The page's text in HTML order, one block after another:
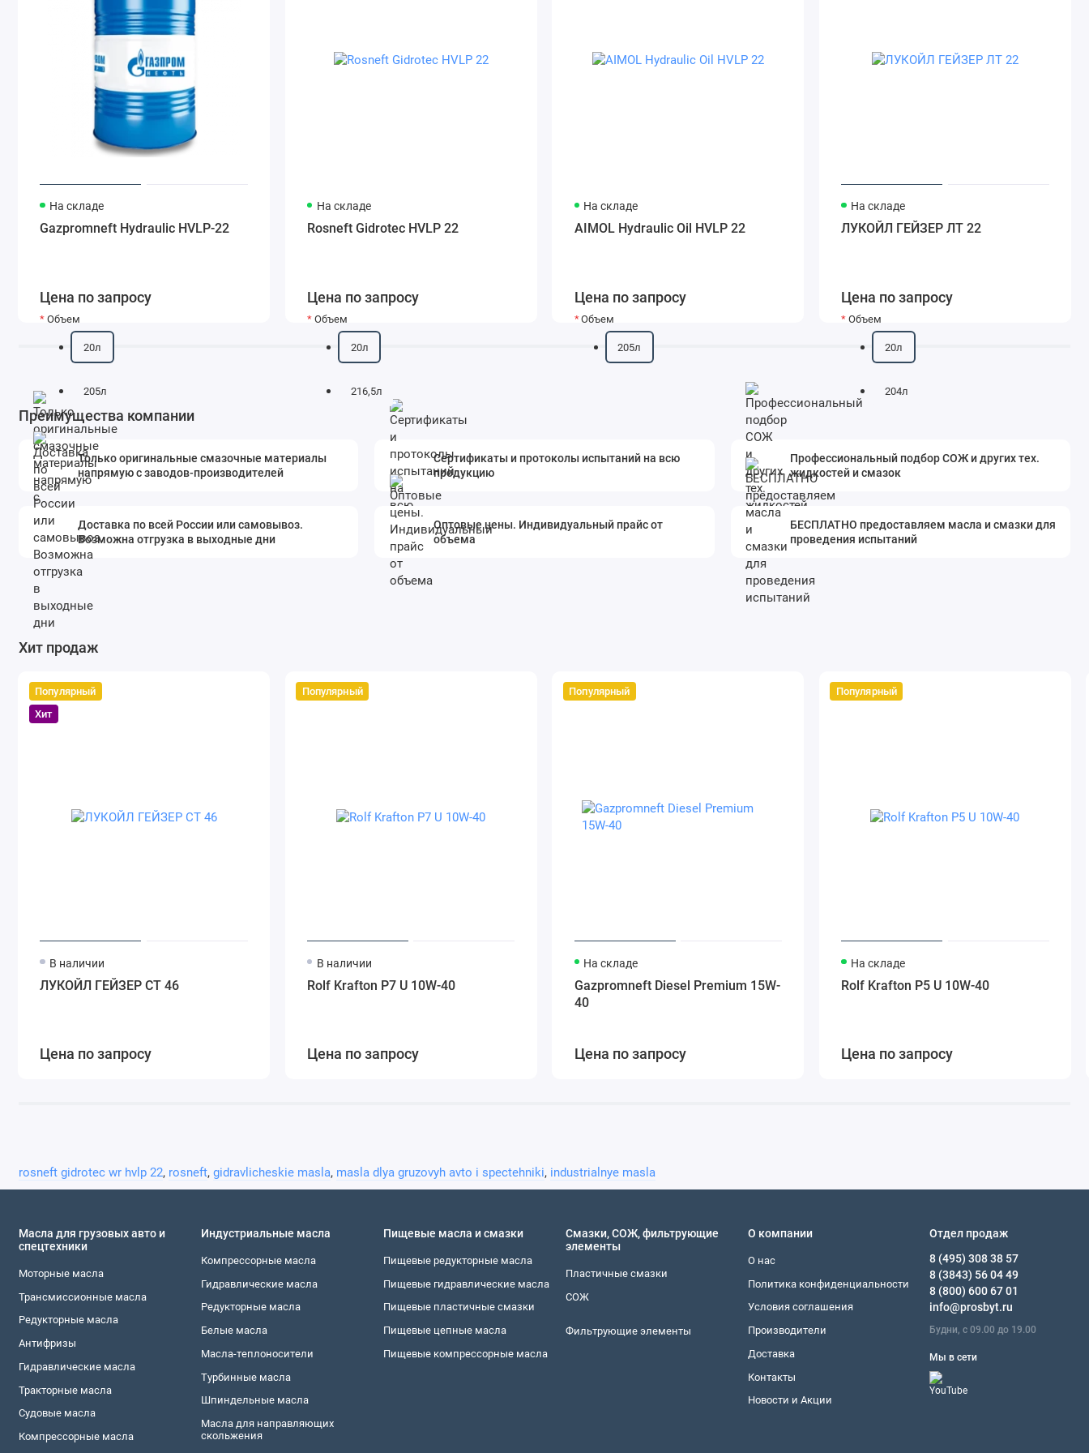
На складе
Gazpromneft Hydraulic HVLP-22
Цена по запросу
Объем
20л
205л
На складе
Rosneft Gidrotec HVLP 22
Цена по запросу
Объем
20л
216,5л
На складе
AIMOL Hydraulic Oil HVLP 22
Цена по запросу
Объем
205л
На складе
ЛУКОЙЛ ГЕЙЗЕР ЛТ 22
Цена по запросу
Объем
20л
204л
Преимущества компании
Только оригинальные смазочные материалы
напрямую с заводов-производителей
Сертификаты и протоколы испытаний на всю
продукцию
Профессиональный подбор СОЖ и других тех.
жидкостей и смазок
Доставка по всей России или самовывоз.
Возможна отгрузка в выходные дни
Оптовые цены. Индивидуальный прайс от
объема
БЕСПЛАТНО предоставляем масла и смазки для
проведения испытаний
Хит продаж
Популярный
Хит
В наличии
ЛУКОЙЛ ГЕЙЗЕР СТ 46
Цена по запросу
Популярный
В наличии
Rolf Krafton P7 U 10W-40
Цена по запросу
Популярный
На складе
Gazpromneft Diesel Premium 15W-
40
Цена по запросу
Популярный
На складе
Rolf Krafton P5 U 10W-40
Цена по запросу
rosneft gidrotec wr hvlp 22, rosneft, gidravlicheskie masla, masla dlya gruzovyh avto i spectehniki, industrialnye masla
Масла для грузовых авто и
спецтехники
Моторные масла
Трансмиссионные масла
Редукторные масла
Антифризы
Гидравлические масла
Тракторные масла
Судовые масла
Компреccорные масла
Индустриальные масла
Компреccорные масла
Гидравлическиe масла
Редукторные масла
Белые масла
Масла-теплоносители
Турбинные масла
Шпиндельные масла
Масла для направляющих
скольжения
Пищевые масла и смазки
Пищевые редукторные масла
Пищевые гидравлические масла
Пищевые пластичные смазки
Пищевые цепные масла
Пищевые компрессорные масла
Смазки, СОЖ, фильтрующие
элементы
Пластичные смазки
СОЖ
Фильтрующие элементы
О компании
О нас
Политика конфиденциальности
Условия соглашения
Производители
Доставка
Контакты
Новости и Акции
Отдел продаж
8 (495) 308 38 57
8 (3843) 56 04 49
8 (800) 600 67 01
info@prosbyt.ru
Будни, с 09.00 до 19.00
Мы в сети